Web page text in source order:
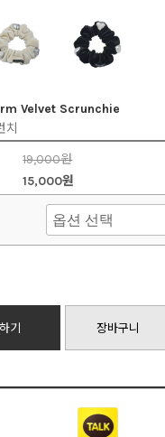
Velvet Scrunchie
치
19,000원
15,000원
기 장바구니